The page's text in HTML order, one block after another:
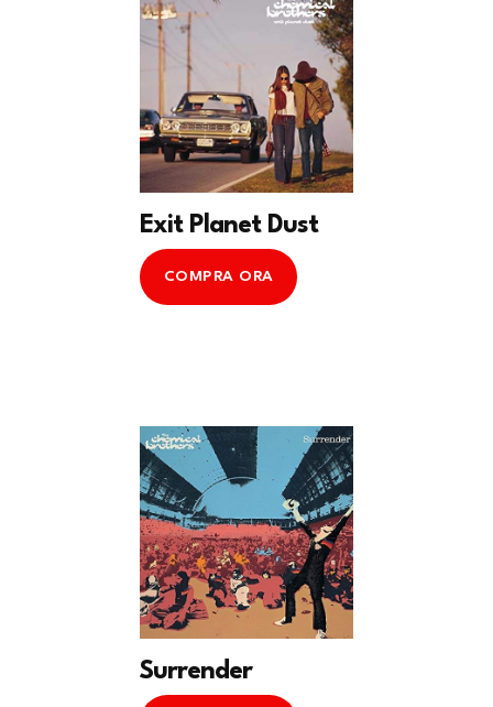
Exit Planet Dust
COMPRA ORA
Surrender